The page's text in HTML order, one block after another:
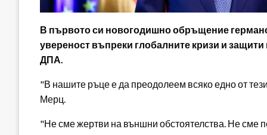
В първото си новогодишно обръщение
увереност въпреки глобалните кризи и
ДПА.
"В нашите ръце е да преодолеем всяко едно от
Мерц.
"Не сме жертви на външни обстоятелства. Не сме